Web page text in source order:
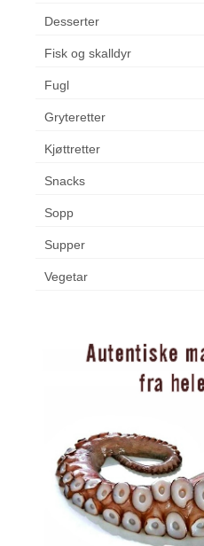
Desserter
Fisk og skalldyr
Fugl
Gryteretter
Kjøttretter
Snacks
Sopp
Supper
Vegetar